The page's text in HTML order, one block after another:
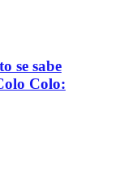
se sabe
Colo: